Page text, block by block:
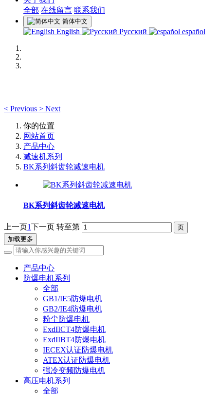
全部 在线留言 联系我们
简体中文
English Русский español
< Previous > Next
你的位置
网站首页
产品中心
减速机系列
BK系列斜齿轮减速电机
BK系列斜齿轮减速电机
上一页1下一页 转至第
加载更多
产品中心
防爆电机系列
全部
GB1/IE5防爆电机
GB2/IE4防爆电机
粉尘防爆电机
ExdIICT4防爆电机
ExdIIBT4防爆电机
IECEX认证防爆电机
ATEX认证防爆电机
强冷变频防爆电机
高压电机系列
全部